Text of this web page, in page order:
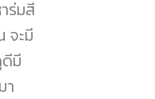
ร่มสี
จะมี
มี
า